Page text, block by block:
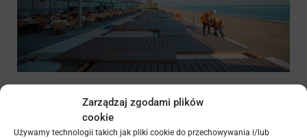
Zarządzaj zgodami plików
cookie
Używamy technologii takich jak pliki cookie do przechowywania i/lub